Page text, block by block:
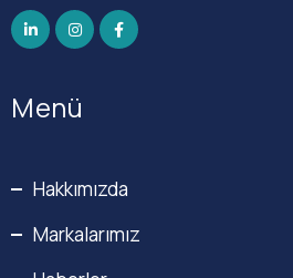
Menü
Hakkımızda
Markalarımız